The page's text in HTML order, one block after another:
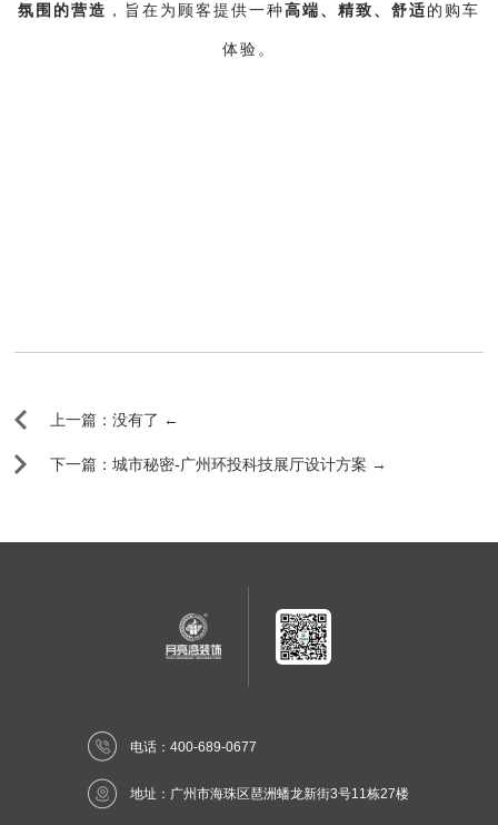
氛围的营造 ，旨在为顾客提供一种高端、精致、舒适 的购车
体验。
上一篇：没有了 ←
下一篇：城市秘密-广州环投科技展厅设计方案 →
电话：400-689-0677
地址：广州市海珠区琶洲蟠龙新街3号11栋27楼